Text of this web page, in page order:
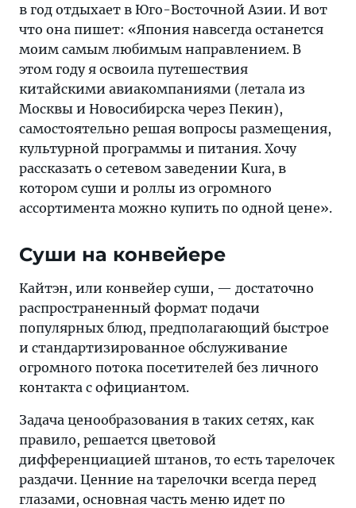
котором
роллы
ассортимента
можно
купить
одной
в год отдыхает в Юго-Восточной Азии. И вот
что она пишет: «Япония навсегда останется
моим самым любимым направлением. В
этом году я освоила путешествия
китайскими авиакомпаниями (летала из
Москвы и Новосибирска через Пекин),
самостоятельно решая вопросы размещения,
культурной программы и питания. Хочу
рассказать о сетевом заведении Kura, в
котором суши и роллы из огромного
ассортимента можно купить по одной цене».
Суши на конвейере
Кайтэн, или конвейер суши, — достаточно
распространенный формат подачи
популярных блюд, предполагающий быстрое
и стандартизированное обслуживание
огромного потока посетителей без личного
контакта с официантом.
Задача ценообразования в таких сетях, как
правило, решается цветовой
дифференциацией штанов, то есть тарелочек
раздачи. Ценние на тарелочки всегда перед
глазами, основная часть меню идет по